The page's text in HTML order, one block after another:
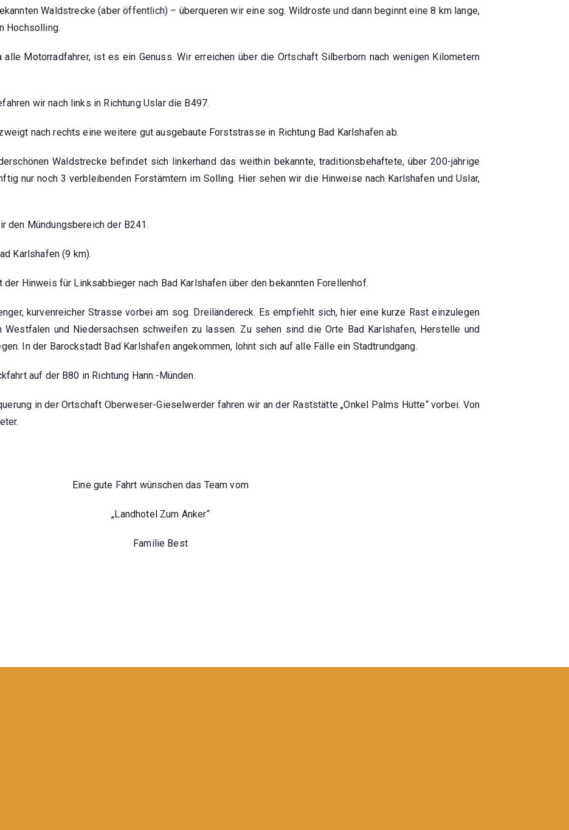
Waldstrecke (aber öffentlich) – überqueren wir eine sog. Wildroste und dann beginnt eine 8 km lange,
Hochsolling.
alle Motorradfahrer, ist es ein Genuss. Wir erreichen über die Ortschaft Silberborn nach wenigen Kilometern
wir nach links in Richtung Uslar die B497.
nach rechts eine weitere gut ausgebaute Forststrasse in Richtung Bad Karlshafen ab.
Waldstrecke befindet sich linkerhand das weithin bekannte, traditionsbehaftete, über 200-jährige
nur noch 3 verbleibenden Forstämtern im Solling. Hier sehen wir die Hinweise nach Karlshafen und Uslar,
den Mündungsbereich der B241.
Karlshafen (9 km).
der Hinweis für Linksabbieger nach Bad Karlshafen über den bekannten Forellenhof.
kurvenreicher Strasse vorbei am sog. Dreiländereck. Es empfiehlt sich, hier eine kurze Rast einzulegen
Westfalen und Niedersachsen schweifen zu lassen. Zu sehen sind die Orte Bad Karlshafen, Herstelle und
In der Barockstadt Bad Karlshafen angekommen, lohnt sich auf alle Fälle ein Stadtrundgang.
auf der B80 in Richtung Hann.-Münden.
in der Ortschaft Oberweser-Gieselwerder fahren wir an der Raststätte „Onkel Palms Hütte“ vorbei. Von
Eine gute Fahrt wünschen das Team vom
„Landhotel Zum Anker“
Familie Best